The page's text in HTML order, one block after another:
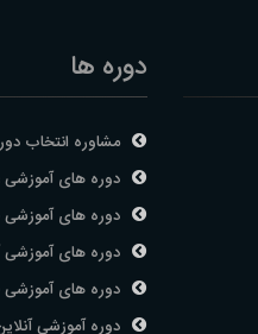
دوره ها
مشاوره انتخاب
دوره های آموزشی
دوره های
دوره های آموزشی
دوره های
دوره آموزشی